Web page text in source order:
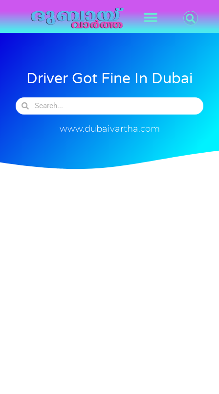
Driver Got Fine In Dubai
www.dubaivartha.com